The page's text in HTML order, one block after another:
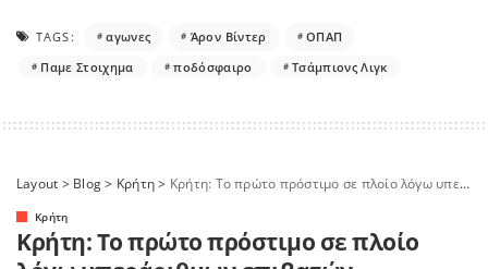
TAGS: αγωνες Άρον Βίντερ
ΟΠΑΠ
Παμε Στοιχημα
ποδόσφαιρο Τσάμπιονς Λιγκ
Layout > Blog> Κρήτη> Κρήτη: Το πρώτο πρόστιμο σε πλοίο λόγω υπεράριθμων επιβατών
Κρήτη
Κρήτη: Το πρώτο πρόστιμο σε πλοίο